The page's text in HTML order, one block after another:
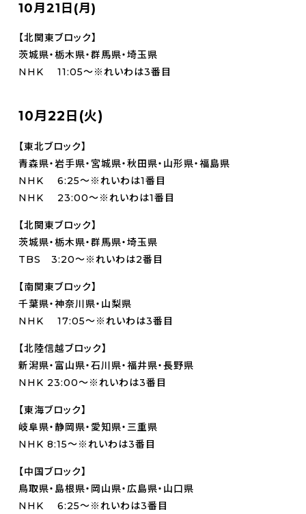
10月21日(月)
【北関東ブロック】
茨城県・栃木県・群馬県・埼玉県
NHK 11:05～※れいわは3番目
10月22日(火)
【東北ブロック】
青森県・岩手県・宮城県・秋田県・山形県・福島県
NHK 6:25～※れいわは1番目
NHK 23:00～※れいわは1番目
【北関東ブロック】
茨城県・栃木県・群馬県・埼玉県
TBS 3:20～※れいわは2番目
【南関東ブロック】
千葉県・神奈川県・山梨県
NHK 17:05～※れいわは3番目
【北陸信越ブロック】
新潟県・富山県・石川県・福井県・長野県
NHK 23:00～※れいわは3番目
【東海ブロック】
岐阜県・静岡県・愛知県・三重県
NHK 8:15～※れいわは3番目
【中国ブロック】
鳥取県・島根県・岡山県・広島県・山口県
NHK 6:25～※れいわは3番目